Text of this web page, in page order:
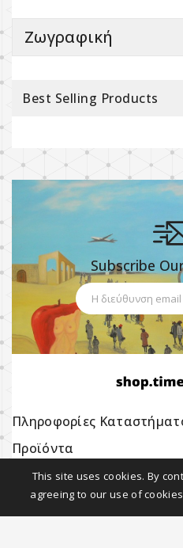
Ζωγραφική
Best Selling Products
Subscribe
Πληροφορίες
Προϊόντα
Η εταιρία μας
This site uses cookies. By
agreeing to our use of
Earning with Us